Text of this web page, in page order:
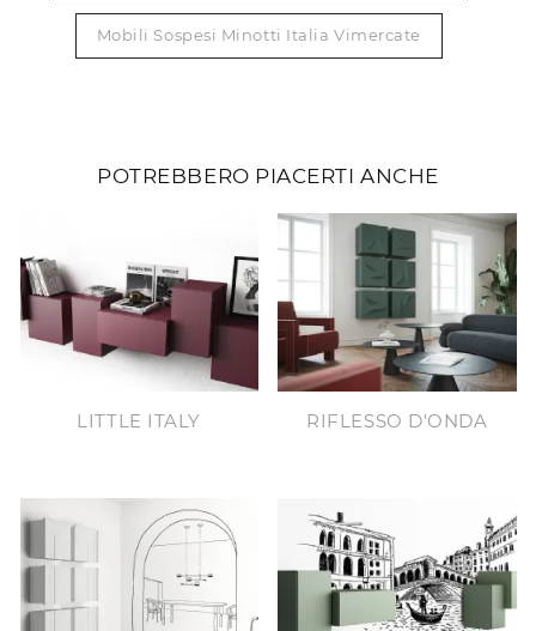
Mobili Sospesi Minotti Italia Vimercate
POTREBBERO PIACERTI ANCHE
LITTLE ITALY RIFLESSO D'ONDA